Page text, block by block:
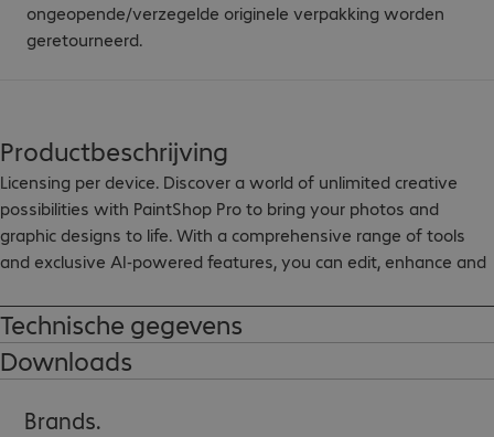
ongeopende/verzegelde originele verpakking worden
geretourneerd.
Productbeschrijving
Licensing per device. Discover a world of unlimited creative
possibilities with PaintShop Pro to bring your photos and
graphic designs to life. With a comprehensive range of tools
and exclusive AI-powered features, you can edit, enhance and
add colour to your stories and create unique photo montages.
Choose brilliance. Choose PaintShop Pro.
Technische gegevens
Downloads
Brands.